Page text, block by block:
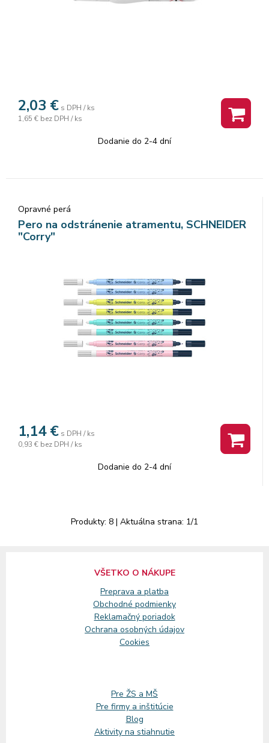
2,03 € s DPH / ks
1,65 € bez DPH / ks
Dodanie do 2-4 dní
Opravné perá
Pero na odstránenie atramentu, SCHNEIDER
"Corry"
1,14 € s DPH / ks
0,93 € bez DPH / ks
Dodanie do 2-4 dní
Produkty: 8 | Aktuálna strana: 1/1
VŠETKO O NÁKUPE
Preprava a platba
Obchodné podmienky
Reklamačný poriadok
Ochrana osobných údajov
Cookies
Pre ŽS a MŠ
Pre firmy a inštitúcie
Blog
Aktivity na stiahnutie